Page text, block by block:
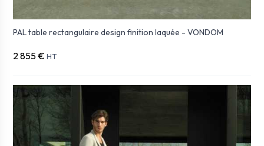
PAL table rectangulaire design finition laquée - VONDOM
2 855 € HT